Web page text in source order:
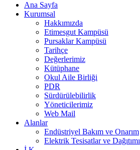
Ana Sayfa
Kurumsal
Hakkımızda
Etimesgut Kampüsü
Pursaklar Kampüsü
Tarihçe
Değerlerimiz
Kütüphane
Okul Aile Birliği
PDR
Sürdürülebilirlik
Yöneticilerimiz
Web Mail
Alanlar
Endüstriyel Bakım ve Onarım
Elektrik Tesisatlar ve Dağıtımı